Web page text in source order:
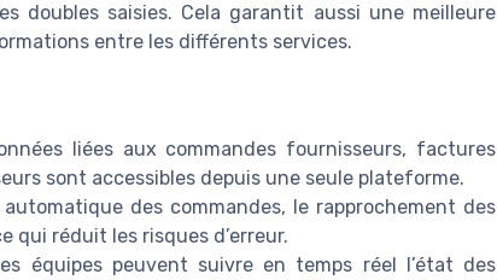
doubles saisies. Cela garantit aussi une meilleure
entre les différents services.
liées aux commandes fournisseurs, factures
sont accessibles depuis une seule plateforme.
des commandes, le rapprochement des
réduit les risques d’erreur.
équipes peuvent suivre en temps réel l’état des